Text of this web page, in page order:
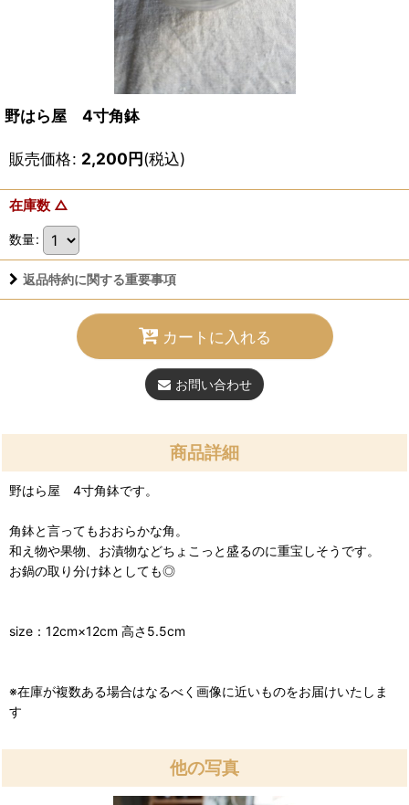
野はら屋 4寸角鉢
販売価格: 2,200円(税込)
在庫数 △
数量:
返品特約に関する重要事項
カートに入れる
お問い合わせ
商品詳細
野はら屋 4寸角鉢です。
角鉢と言ってもおおらかな角。
和え物や果物、お漬物などちょこっと盛るのに重宝しそうです。
お鍋の取り分け鉢としても◎
size：12cm×12cm 高さ5.5cm
※在庫が複数ある場合はなるべく画像に近いものをお届けいたしま
す
他の写真